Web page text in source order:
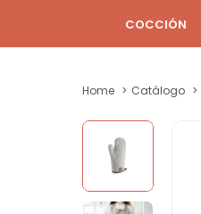
COCCIÓN
Home Catálogo